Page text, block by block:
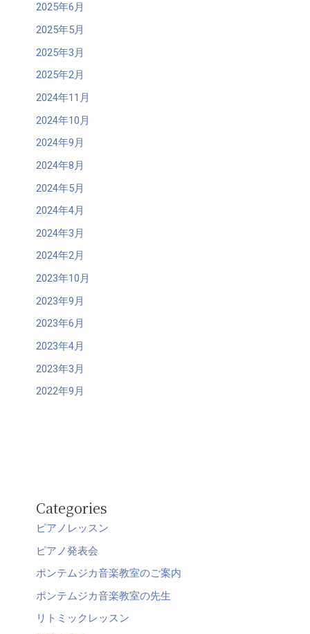
2025年6月
2025年5月
2025年3月
2025年2月
2024年11月
2024年10月
2024年9月
2024年8月
2024年5月
2024年4月
2024年3月
2024年2月
2023年10月
2023年9月
2023年6月
2023年4月
2023年3月
2022年9月
Categories
ピアノレッスン
ピアノ発表会
ポンテムジカ音楽教室のご案内
ポンテムジカ音楽教室の先生
リトミックレッスン